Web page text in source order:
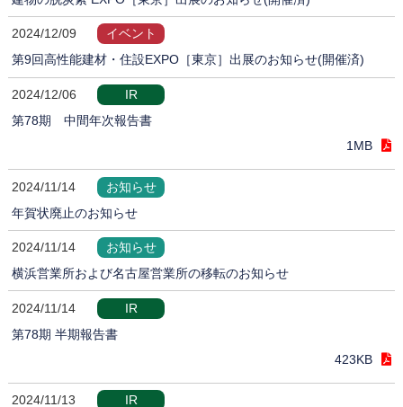
2024/12/09
イベント
第9回高性能建材・住設EXPO［東京］出展のお知らせ(開催済)
2024/12/06
IR
第78期 中間年次報告書
1MB
2024/11/14
お知らせ
年賀状廃止のお知らせ
2024/11/14
お知らせ
横浜営業所および名古屋営業所の移転のお知らせ
2024/11/14
IR
第78期 半期報告書
423KB
2024/11/13
IR